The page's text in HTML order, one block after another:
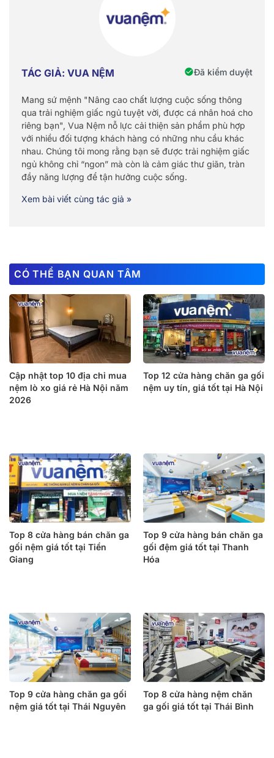
TÁC GIẢ: VUA NỆM Đã kiểm duyệt
Mang sứ mệnh "Nâng cao chất lượng cuộc sống thông
qua trải nghiệm giấc ngủ tuyệt vời, được cá nhân hoá cho
riêng bạn", Vua Nệm nỗ lực cải thiện sản phẩm phù hợp
với nhiều đối tượng khách hàng có những nhu cầu khác
nhau. Chúng tôi mong rằng bạn sẽ được trải nghiệm giấc
ngủ không chỉ “ngon” mà còn là cảm giác thư giãn, tràn
đầy năng lượng để tận hưởng cuộc sống.
Xem bài viết cùng tác giả »
CÓ THỂ BẠN QUAN TÂM
Cập nhật top 10 địa chỉ mua
nệm lò xo giá rẻ Hà Nội năm
2026
Top 12 cửa hàng chăn ga gối
nệm uy tín, giá tốt tại Hà Nội
Top 8 cửa hàng bán chăn ga
gối nệm giá tốt tại Tiền
Giang
Top 9 cửa hàng bán chăn ga
gối đệm giá tốt tại Thanh
Hóa
Top 9 cửa hàng chăn ga gối
nệm giá tốt tại Thái Nguyên
Top 8 cửa hàng nệm chăn
ga gối giá tốt tại Thái Bình